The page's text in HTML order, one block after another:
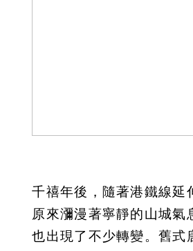
千禧年後，隨著港鐵線延
原來瀰漫著寧靜的山城氣
也出現了不少轉變。舊式